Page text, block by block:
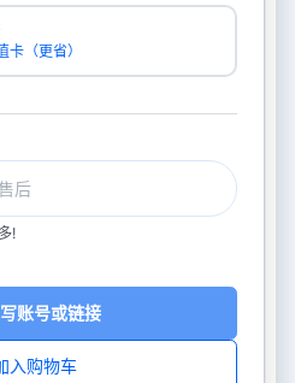
卡（更省）
!
入购物车
账号或链接